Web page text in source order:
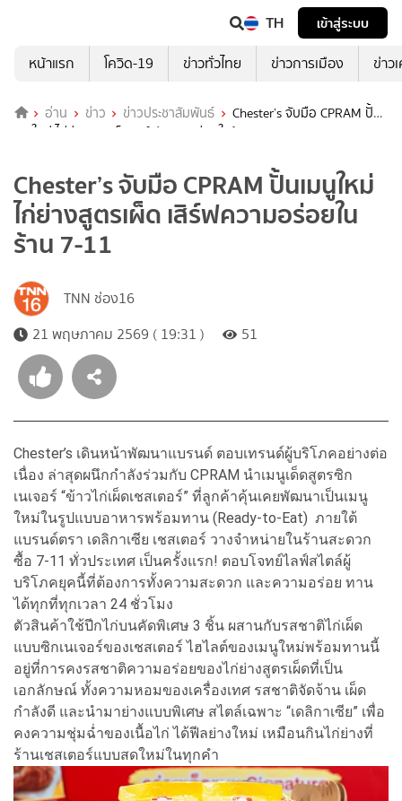
TH
เข้าสู่ระบบ
หน้าแรก
โควิด-19 ข่าวทั่วไทย ข่าวการเมือง ข่าว
อ่าน ข่าว ข่าวประชาสัมพันธ์
Chester’s จับมือ CPRAM ปั้น
เมนูใหม่ ไก่ย่างสูตรเผ็ด เสิร์ฟความอร่อยในร้าน 7-11
Chester’s จับมือ CPRAM ปั้นเมนูใหม่
ไก่ย่างสูตรเผ็ด เสิร์ฟความอร่อยใน
ร้าน 7-11
TNN ช่อง16
21 พฤษภาคม 2569 ( 19:31 )
51
Chester’s เดินหน้าพัฒนาแบรนด์ ตอบเทรนด์ผู้บริโภคอย่างต่อ
เนื่อง ล่าสุดผนึกกำลังร่วมกับ CPRAM นำเมนูเด็ดสูตรซิก
เนเจอร์ “ข้าวไก่เผ็ดเชสเตอร์” ที่ลูกค้าคุ้นเคยพัฒนาเป็นเมนู
ใหม่ในรูปแบบอาหารพร้อมทาน (Ready-to-Eat) ภายใต้
แบรนด์ตรา เดลิกาเซีย เชสเตอร์ วางจำหน่ายในร้านสะดวก
ซื้อ 7-11 ทั่วประเทศ เป็นครั้งแรก! ตอบโจทย์ไลฟ์สไตล์ผู้
บริโภคยุคนี้ที่ต้องการทั้งความสะดวก และความอร่อย ทาน
ได้ทุกที่ทุกเวลา 24 ชั่วโมง
ตัวสินค้าใช้ปีกไก่บนคัดพิเศษ 3 ชิ้น ผสานกับรสชาติไก่เผ็ด
แบบซิกเนเจอร์ของเชสเตอร์ ไฮไลต์ของเมนูใหม่พร้อมทานนี้
อยู่ที่การคงรสชาติความอร่อยของไก่ย่างสูตรเผ็ดที่เป็น
เอกลักษณ์ ทั้งความหอมของเครื่องเทศ รสชาติจัดจ้าน เผ็ด
กำลังดี และนำมาย่างแบบพิเศษ สไตล์เฉพาะ “เดลิกาเซีย” เพื่อ
คงความชุ่มฉ่ำของเนื้อไก่ ได้ฟีลย่างใหม่ เหมือนกินไก่ย่างที่
ร้านเชสเตอร์แบบสดใหม่ในทุกคำ